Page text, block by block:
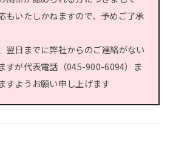
もいたしかねますので、予めご了承
翌日までに弊社からのご連絡がない
すが代表電話（045-900-6094）ま
すようお願い申し上げます